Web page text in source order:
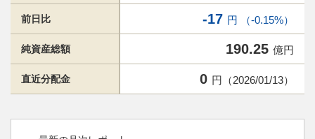
前日比 -17 円 （-0.15%）
純資産総額 190.25 億円
直近分配金 0 円（2026/01/13）